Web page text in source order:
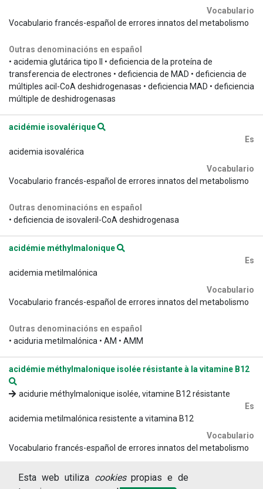
Vocabulario
Vocabulario francés-español de errores innatos del metabolismo
Outras denominacións en español
• acidemia glutárica tipo II • deficiencia de la proteína de
transferencia de electrones • deficiencia de MAD • deficiencia de
múltiples acil-CoA deshidrogenasas • deficiencia MAD • deficiencia
múltiple de deshidrogenasas
acidémie isovalérique
Es
acidemia isovalérica
Vocabulario
Vocabulario francés-español de errores innatos del metabolismo
Outras denominacións en español
• deficiencia de isovaleril-CoA deshidrogenasa
acidémie méthylmalonique
Es
acidemia metilmalónica
Vocabulario
Vocabulario francés-español de errores innatos del metabolismo
Outras denominacións en español
• aciduria metilmalónica • AM • AMM
acidémie méthylmalonique isolée résistante à la vitamine B12
acidurie méthylmalonique isolée, vitamine B12 résistante
Es
acidemia metilmalónica resistente a vitamina B12
Vocabulario
Vocabulario francés-español de errores innatos del metabolismo
Esta web utiliza cookiespropias e de